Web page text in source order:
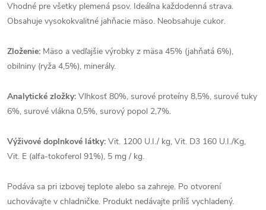
Vhodné pre všetky plemená psov. Ideálna každodenná strava.
Obsahuje vysokokvalitné jahňacie mäso. Neobsahuje cukor.
Zloženie: Mäso a vedľajšie výrobky z mäsa 45% (jahňatá 6%),
obilniny (ryža 4,5%), minerály.
Analytické zložky: Vlhkosť 80%, surové proteíny 8,5%, surové tuky
6%, surové vlákna 0,5%, surový popol 2,7%.
Výživové doplnkové látky: Vit. 1200 U.I./ kg, Vit. D3 160 U.I./Kg,
Vit. E (alfa-tokoferol 91%), 5 mg / kg.
Podáva sa pri izbovej teplote alebo sa zahreje. Po otvorení
uchovávajte v chladničke. Produkt nedávajte príliš vychladený.